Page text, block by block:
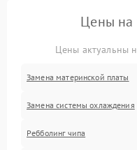
Цены на
Цены актуальны
Замена материнской платы
Замена системы охлаждения
Ребболинг чипа